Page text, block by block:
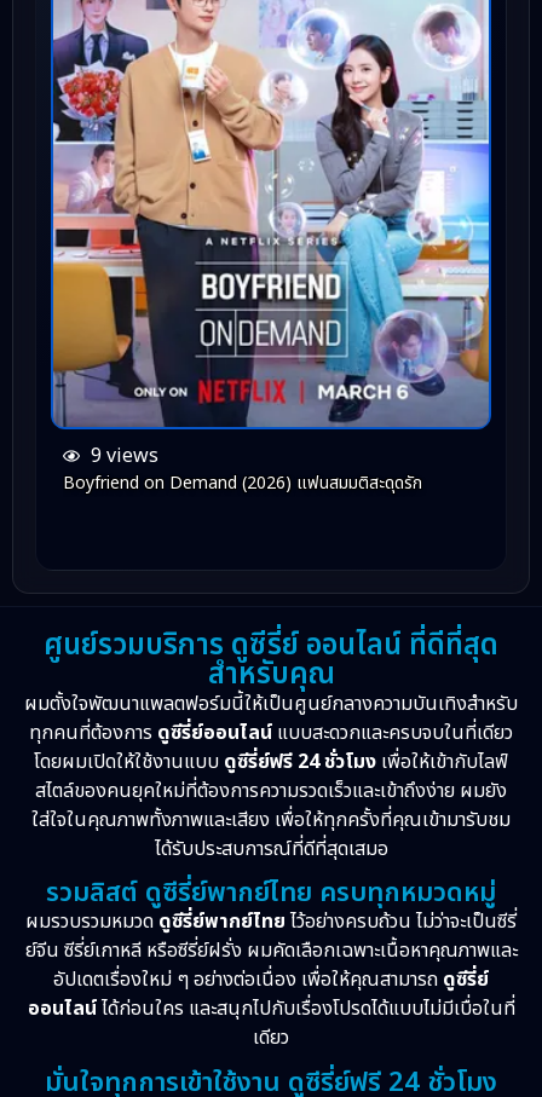
9 views
Boyfriend on Demand (2026) แฟนสมมติสะดุดรัก
ศูนย์รวมบริการ ดูซีรี่ย์ ออนไลน์ ที่ดีที่สุด
สำหรับคุณ
ผมตั้งใจพัฒนาแพลตฟอร์มนี้ให้เป็นศูนย์กลางความบันเทิงสำหรับ
ทุกคนที่ต้องการ ดูซีรี่ย์ออนไลน์ แบบสะดวกและครบจบในที่เดียว
โดยผมเปิดให้ใช้งานแบบ ดูซีรี่ย์ฟรี 24 ชั่วโมง เพื่อให้เข้ากับไลฟ์
สไตล์ของคนยุคใหม่ที่ต้องการความรวดเร็วและเข้าถึงง่าย ผมยัง
ใส่ใจในคุณภาพทั้งภาพและเสียง เพื่อให้ทุกครั้งที่คุณเข้ามารับชม
ได้รับประสบการณ์ที่ดีที่สุดเสมอ
รวมลิสต์ ดูซีรี่ย์พากย์ไทย ครบทุกหมวดหมู่
ผมรวบรวมหมวด ดูซีรี่ย์พากย์ไทย ไว้อย่างครบถ้วน ไม่ว่าจะเป็นซีรี่
ย์จีน ซีรี่ย์เกาหลี หรือซีรี่ย์ฝรั่ง ผมคัดเลือกเฉพาะเนื้อหาคุณภาพและ
อัปเดตเรื่องใหม่ ๆ อย่างต่อเนื่อง เพื่อให้คุณสามารถ ดูซีรี่ย์
ออนไลน์ได้ก่อนใคร และสนุกไปกับเรื่องโปรดได้แบบไม่มีเบื่อในที่
เดียว
มั่นใจทุกการเข้าใช้งาน ดูซีรี่ย์ฟรี 24 ชั่วโมง